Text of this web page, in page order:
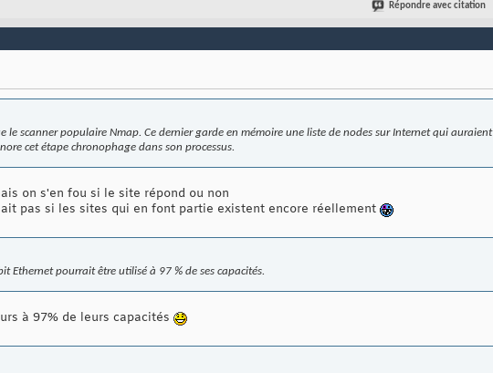
Répondre avec citation
le scanner populaire Nmap. Ce dernier garde en mémoire une liste de nodes sur Internet qui auraient
cet étape chronophage dans son processus.
on s'en fou si le site répond ou non
pas si les sites qui en font partie existent encore réellement
Ethernet pourrait être utilisé à 97 % de ses capacités.
à 97% de leurs capacités